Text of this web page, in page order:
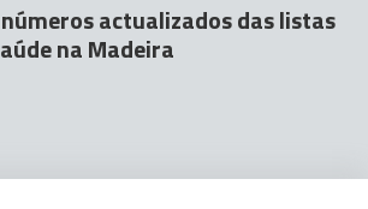
actualizados das listas
na Madeira